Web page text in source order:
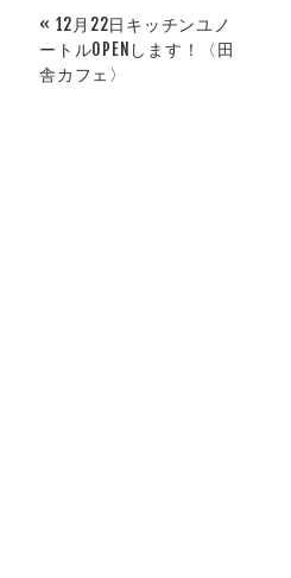
« 12月22日キッチンユノ
ートルOPENします！〈田
舎カフェ〉